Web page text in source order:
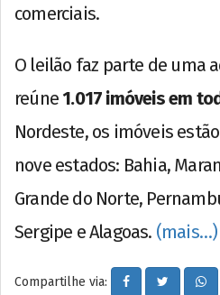
comerciais.
O leilão faz parte de uma
reúne 1.017 imóveis em
Nordeste, os imóveis
nove estados: Bahia,
Grande do Norte,
Sergipe e Alagoas. (mais…)
Compartilhe via: